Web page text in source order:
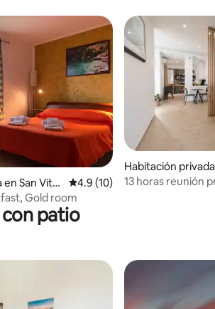
26 reseñas
en San Vito
Calificación promedio: 4.9 de
4.9 (10)
Gold room
Habitación
Lo Capo
13 horas reunión
patio